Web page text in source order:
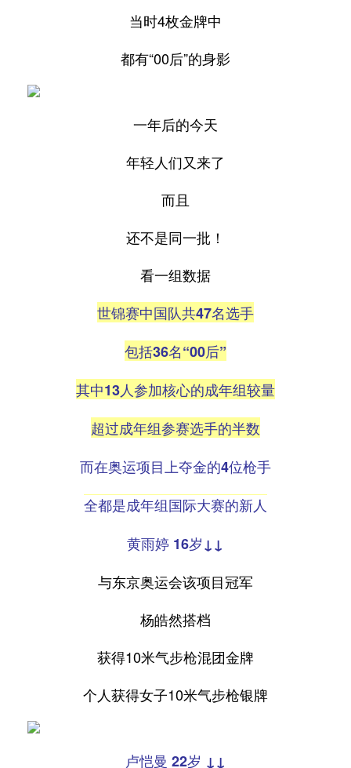
当时4枚金牌中
都有“00后”的身影
一年后的今天
年轻人们又来了
而且
还不是同一批！
看一组数据
世锦赛中国队共47名选手
包括36名“00后”
其中13人参加核心的成年组较量
超过成年组参赛选手的半数
而在奥运项目上夺金的4位枪手
全都是成年组国际大赛的新人
黄雨婷 16岁↓↓
与东京奥运会该项目冠军
杨皓然搭档
获得10米气步枪混团金牌
个人获得女子10米气步枪银牌
卢恺曼 22岁 ↓↓